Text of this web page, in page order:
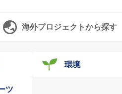
海外プロジェクトから探す
環境
ツ